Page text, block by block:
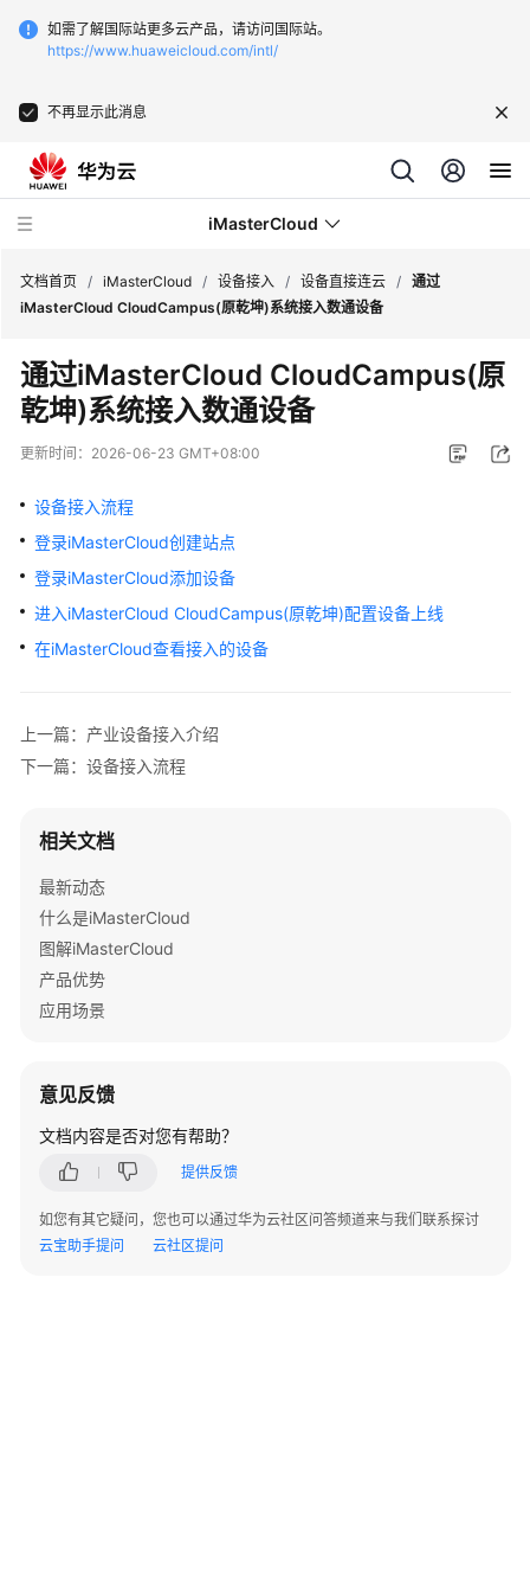
如需了解国际站更多云产品，请访问国际站。
https://www.huaweicloud.com/intl/
不再显示此消息
iMasterCloud
最
新
动
品
介
绍
账
号
与
录
设
接
入
备
直
云
产
业
备
接
文档首页 / iMasterCloud / 设备接入 / 设备直接连云 / 通过
iMasterCloud CloudCampus(原乾坤)系统接入数通设备
通过iMasterCloud CloudCampus(原
乾坤)系统接入数通设备
更新时间： 2026-06-23 GMT+08:00
设备接入流程
登录iMasterCloud创建站点
登录iMasterCloud添加设备
进入iMasterCloud CloudCampus(原乾坤)配置设备上线
在iMasterCloud查看接入的设备
上一篇：产业设备接入介绍
下一篇：设备接入流程
相关文档
最新动态
什么是iMasterCloud
图解iMasterCloud
产品优势
应用场景
意见反馈
文档内容是否对您有帮助？
提供反馈
如您有其它疑问，您也可以通过华为云社区问答频道来与我们联系探讨
云宝助手提问
云社区提问